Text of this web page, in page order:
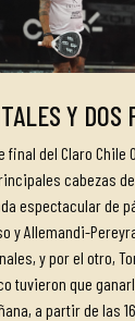
Y DOS
final del Claro Chile
cabezas
espectacular de
y Allemandi-
y por el otro,
tuvieron que
a partir de las